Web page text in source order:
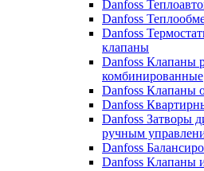
Danfoss
Danfoss
Danfoss
клапаны
Danfoss Клапаны
комбинированные
Danfoss Клапаны
Danfoss
Danfoss Затворы
ручным
Danfoss
Danfoss Клапаны